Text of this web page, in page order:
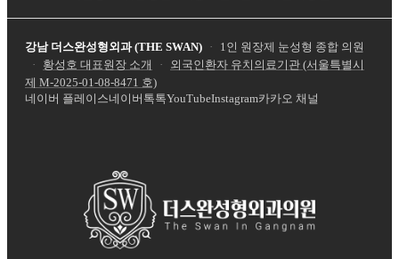
강남 더스완성형외과 (THE SWAN) ·
1인 원장제 눈성형 종합 의원
·
황성호 대표원장 소개 ·
외국인환자 유치의료기관 (서울특별시
제 M-2025-01-08-8471 호)
네이버 플레이스네이버톡톡YouTubeInstagram카카오 채널